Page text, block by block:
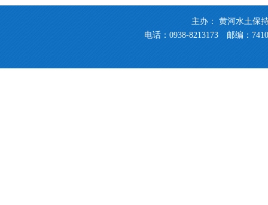
主办： 黄河水土保
电话：0938-8213173 邮编：